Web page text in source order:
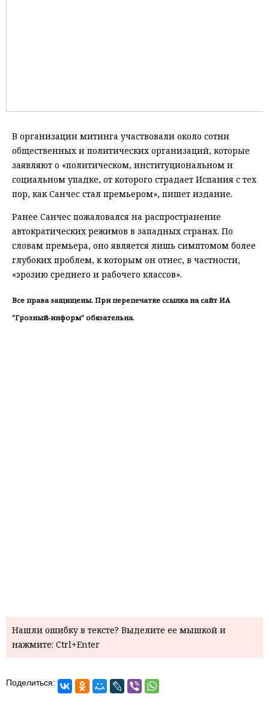
В организации митинга участвовали около сотни
общественных и политических организаций, которые
заявляют о «политическом, институциональном и
социальном упадке, от которого страдает Испания с тех
пор, как Санчес стал премьером», пишет издание.
Ранее Санчес пожаловался на распространение
автократических режимов в западных странах. По
словам премьера, оно является лишь симптомом более
глубоких проблем, к которым он отнес, в частности,
«эрозию среднего и рабочего классов».
Все права защищены. При перепечатке ссылка на сайт ИА
"Грозный-информ" обязательна.
Нашли ошибку в тексте? Выделите ее мышкой и
нажмите: Ctrl+Enter
Поделиться: